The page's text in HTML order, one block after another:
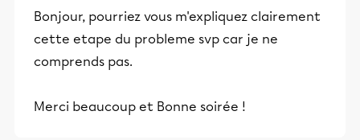
Bonjour, pourriez vous m'expliquez clairement
cette etape du probleme svp car je ne
comprends pas.
Merci beaucoup et Bonne soirée !